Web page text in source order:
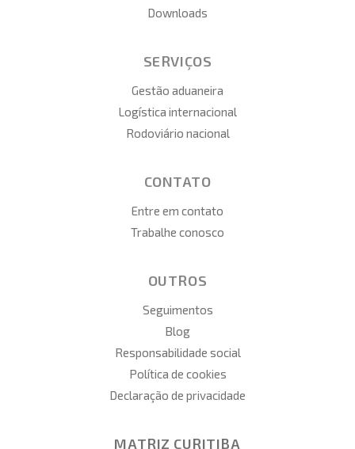
Downloads
SERVIÇOS
Gestão aduaneira
Logística internacional
Rodoviário nacional
CONTATO
Entre em contato
Trabalhe conosco
OUTROS
Seguimentos
Blog
Responsabilidade social
Política de cookies
Declaração de privacidade
MATRIZ CURITIBA